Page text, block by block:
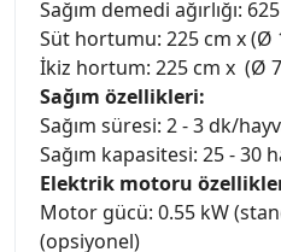
Sağım demedi ağırlığı:
Süt hortumu: 225 cm x (Ø
İkiz hortum: 225 cm x (Ø
Sağım özellikleri:
Sağım süresi: 2 - 3 dk/
Sağım kapasitesi: 25 - 30
Elektrik motoru
Motor gücü: 0.55 kW
(opsiyonel)